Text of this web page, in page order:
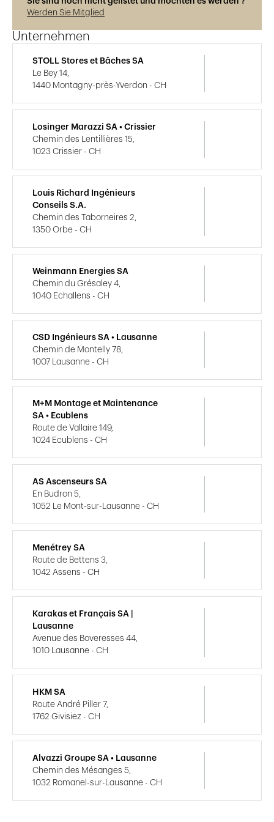
Werden Sie Mitglied
Unternehmen
STOLL Stores et Bâches SA
Le Bey 14,
1440 Montagny-près-Yverdon - CH
Losinger Marazzi SA • Crissier
Chemin des Lentillières 15,
1023 Crissier - CH
Louis Richard Ingénieurs
Conseils S.A.
Chemin des Taborneires 2,
1350 Orbe - CH
Weinmann Energies SA
Chemin du Grésaley 4,
1040 Echallens - CH
CSD Ingénieurs SA • Lausanne
Chemin de Montelly 78,
1007 Lausanne - CH
M+M Montage et Maintenance
SA • Ecublens
Route de Vallaire 149,
1024 Ecublens - CH
AS Ascenseurs SA
En Budron 5,
1052 Le Mont-sur-Lausanne - CH
Menétrey SA
Route de Bettens 3,
1042 Assens - CH
Karakas et Français SA |
Lausanne
Avenue des Boveresses 44,
1010 Lausanne - CH
HKM SA
Route André Piller 7,
1762 Givisiez - CH
Alvazzi Groupe SA • Lausanne
Chemin des Mésanges 5,
1032 Romanel-sur-Lausanne - CH